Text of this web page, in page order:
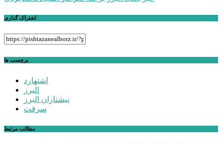
اشتراک گذاری
برچسب ها
اشتهارد
البرز
پیشتازان البرز
سرقت
مطالب مرتبط